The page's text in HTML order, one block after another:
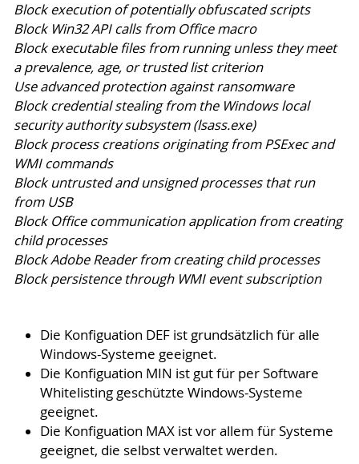
Block execution of potentially obfuscated scripts
Block Win32 API calls from Office macro
Block executable files from running unless they meet
a prevalence, age, or trusted list criterion
Use advanced protection against ransomware
Block credential stealing from the Windows local
security authority subsystem (lsass.exe)
Block process creations originating from PSExec and
WMI commands
Block untrusted and unsigned processes that run
from USB
Block Office communication application from creating
child processes
Block Adobe Reader from creating child processes
Block persistence through WMI event subscription
Die Konfiguation DEF ist grundsätzlich für alle
Windows-Systeme geeignet.
Die Konfiguation MIN ist gut für per Software
Whitelisting geschützte Windows-Systeme
geeignet.
Die Konfiguation MAX ist vor allem für Systeme
geeignet, die selbst verwaltet werden.